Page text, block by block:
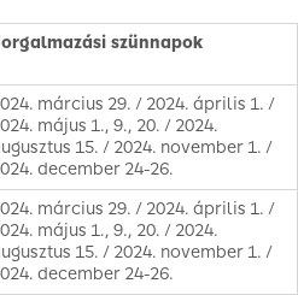
szünnapok
március 29. / 2024. április 1. /
május 1., 9., 20. / 2024.
15. / 2024. november 1. /
december 24-26.
március 29. / 2024. április 1. /
május 1., 9., 20. / 2024.
15. / 2024. november 1. /
december 24-26.